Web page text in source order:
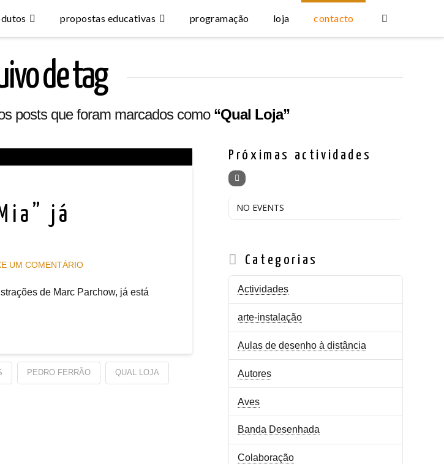
propostas educativas programação loja contacto
de tag
posts que foram marcados como “Qual Loja”
já
UM COMENTÁRIO
de Marc Parchow, já está
PEDRO FERRÃO QUAL LOJA
Próximas actividades
NO EVENTS
Categorias
Actividades
arte-instalação
Aulas de desenho à distância
Autores
Aves
Banda Desenhada
Colaboração